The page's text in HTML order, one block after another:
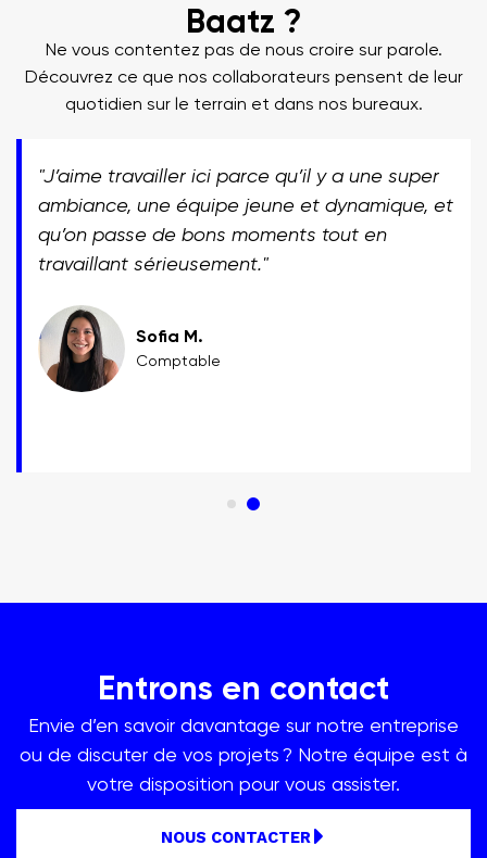
Baatz ?
Ne vous contentez pas de nous croire sur parole.
Découvrez ce que nos collaborateurs pensent de leur
quotidien sur le terrain et dans nos bureaux.
"J’aime travailler ici parce qu’il y a une super
ambiance, une équipe jeune et dynamique, et
qu’on passe de bons moments tout en
travaillant sérieusement."
Sofia M.
Comptable
Entrons en contact
Envie d’en savoir davantage sur notre entreprise
ou de discuter de vos projets ? Notre équipe est à
votre disposition pour vous assister.
NOUS CONTACTER